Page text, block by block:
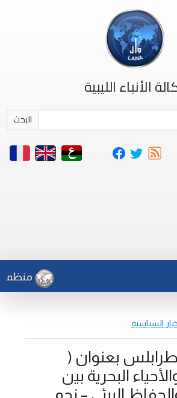
الأنباء الليبية
البحث
منظمة
السياسية
بعنوان (
البحرية بين
البيئي – نحو